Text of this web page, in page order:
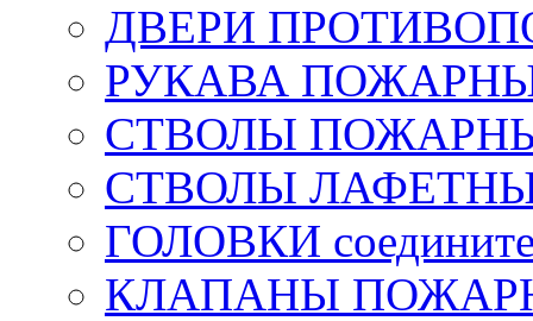
ДВЕРИ
РУКАВА
СТВОЛЫ
СТВОЛЫ
ГОЛОВКИ
КЛАПАНЫ